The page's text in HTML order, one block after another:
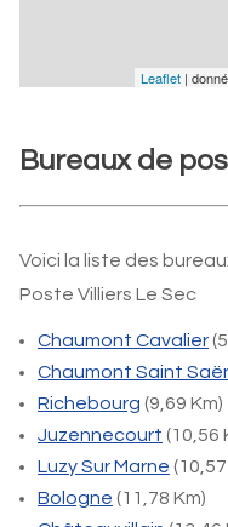
Leaflet |
Bureaux de
Voici la liste des
Poste Villiers Le Sec
Chaumont Cavalier
Chaumont Saint
Richebourg (9,69 Km)
Juzennecourt (10,56
Luzy Sur Marne (10,57
Bologne (11,78 Km)